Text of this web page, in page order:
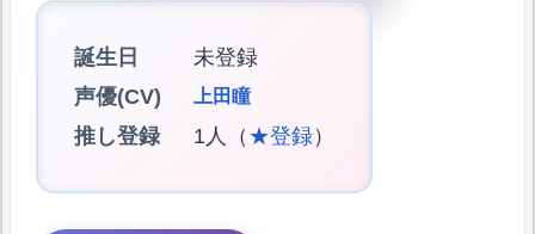
誕生日
未登録
声優(CV)
上田瞳
推し登録 1人（ ★登録）